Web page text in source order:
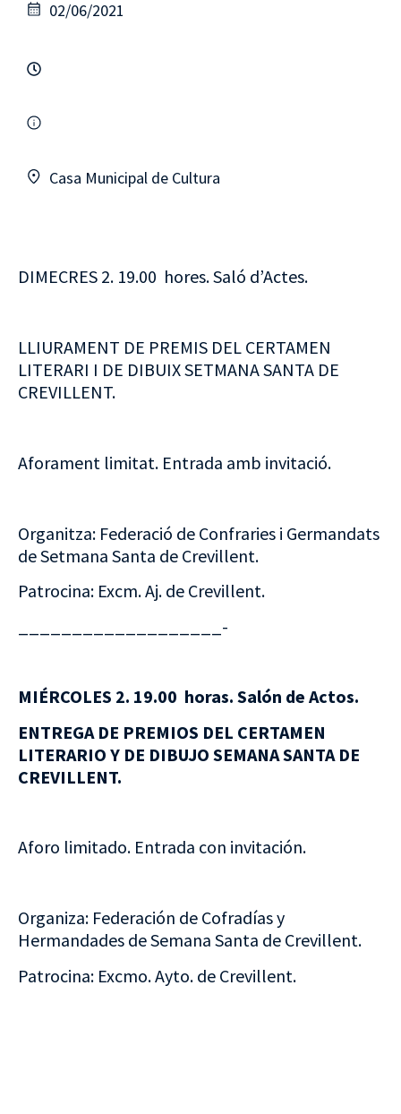
02/06/2021
Casa Municipal de Cultura
DIMECRES 2. 19.00 hores. Saló d’Actes.
LLIURAMENT DE PREMIS DEL CERTAMEN
LITERARI I DE DIBUIX SETMANA SANTA DE
CREVILLENT.
Aforament limitat. Entrada amb invitació.
Organitza: Federació de Confraries i Germandats
de Setmana Santa de Crevillent.
Patrocina: Excm. Aj. de Crevillent.
___________________-
MIÉRCOLES 2. 19.00 horas. Salón de Actos.
ENTREGA DE PREMIOS DEL CERTAMEN
LITERARIO Y DE DIBUJO SEMANA SANTA DE
CREVILLENT.
Aforo limitado. Entrada con invitación.
Organiza: Federación de Cofradías y
Hermandades de Semana Santa de Crevillent.
Patrocina: Excmo. Ayto. de Crevillent.